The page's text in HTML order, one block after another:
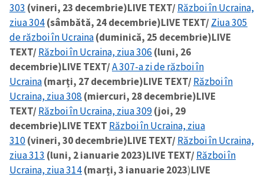
303 (vineri, 23 decembrie)LIVE TEXT/Război în Ucraina,
ziua 304(sâmbătă, 24 decembrie)LIVE TEXT/Ziua 305
de război în Ucraina(duminică, 25 decembrie)LIVE
TEXT/Război în Ucraina, ziua 306 (luni, 26
decembrie)LIVE TEXT/A 307-a zi de război în
Ucraina(marți, 27 decembrie)LIVE TEXT/Război în
Ucraina, ziua 308 (miercuri, 28 decembrie)LIVE
TEXT/Război în Ucraina, ziua 309(joi, 29
decembrie)LIVE TEXT Război în Ucraina, ziua
310(vineri, 30 decembrie)LIVE TEXT/Război în Ucraina,
ziua 313 (luni, 2 ianuarie 2023)LIVE TEXT/Război în
Ucraina, ziua 314(marți, 3 ianuarie 2023)LIVE